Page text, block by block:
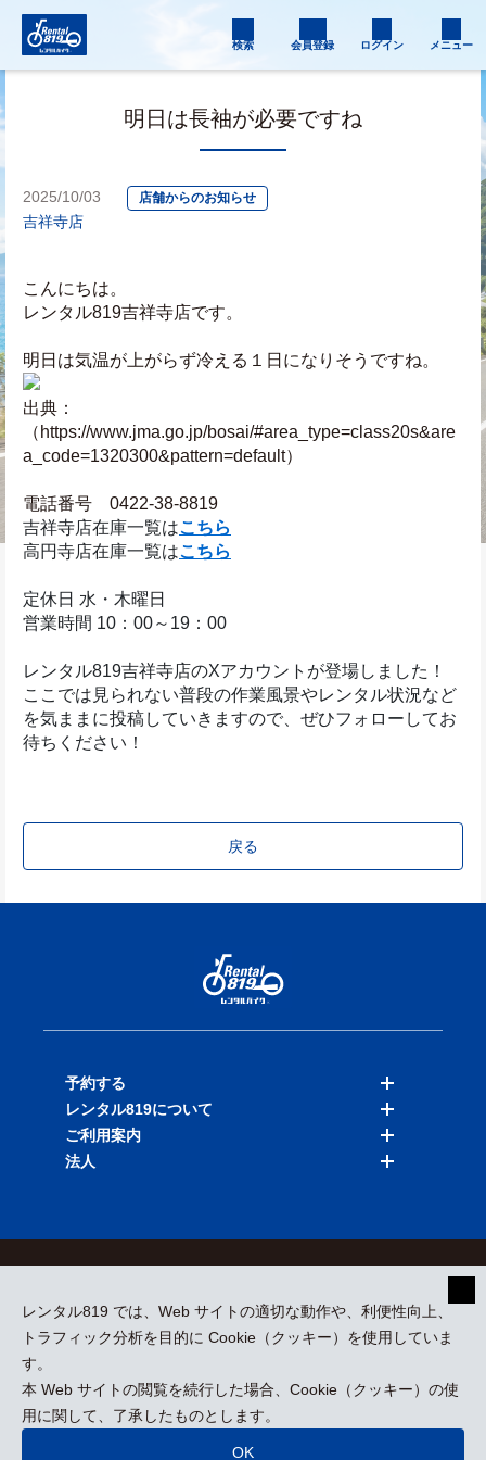
検索 会員登録 ログイン メニュー
明日は長袖が必要ですね
2025/10/03 店舗からのお知らせ
吉祥寺店
こんにちは。
レンタル819吉祥寺店です。
明日は気温が上がらず冷える１日になりそうですね。
出典：
（https://www.jma.go.jp/bosai/#area_type=class20s&are
a_code=1320300&pattern=default）
電話番号　0422-38-8819
吉祥寺店在庫一覧はこちら
高円寺店在庫一覧はこちら
定休日 水・木曜日
営業時間 10：00～19：00
レンタル819吉祥寺店のXアカウントが登場しました！
ここでは見られない普段の作業風景やレンタル状況など
を気ままに投稿していきますので、ぜひフォローしてお
待ちください！
戻る
レンタル819 では、Web サイトの適切な動作や、利便性向上、
トラフィック分析を目的に Cookie（クッキー）を使用していま
す。
本 Web サイトの閲覧を続行した場合、Cookie（クッキー）の使
用に関して、了承したものとします。
OK
予約する
バイクを探す
店舗を探す
レンタル819について
料金表
ご利用案内
法人
採用情報
プレスリリース
kizuki Rental Service © All Rights Reserved.